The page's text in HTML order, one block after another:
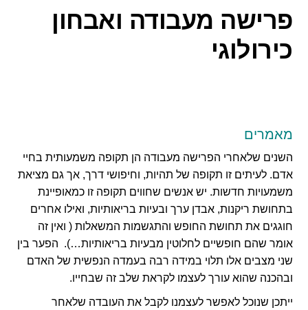
פרישה מעבודה ואבחון
כירולוגי
מאמרים
השנים שלאחרי הפרישה מעבודה הן תקופה משמעותית בחיי
אדם. לעיתים זו תקופה של תהיות, וחיפושי דרך, אך גם מציאת
משמעויות חדשות. יש אנשים שחווים תקופה זו כמאופיינת
בתחושת ריקנות, אבדן ערך ובעיות בריאותיות, ואילו אחרים
חוגגים את תחושת החופש והתגשמות המשאלות ( ואין זה
אומר שהם חופשיים לחלוטין מבעיות בריאותיות…). הפער בין
שני מצבים אלו תלוי במידה רבה בעמדה הנפשית של האדם
ובהכנה שהוא עורך לעצמו לקראת שלב זה שבחייו.
ייתכן שנוכל לאפשר לעצמנו לקבל את העובדה שלאחר